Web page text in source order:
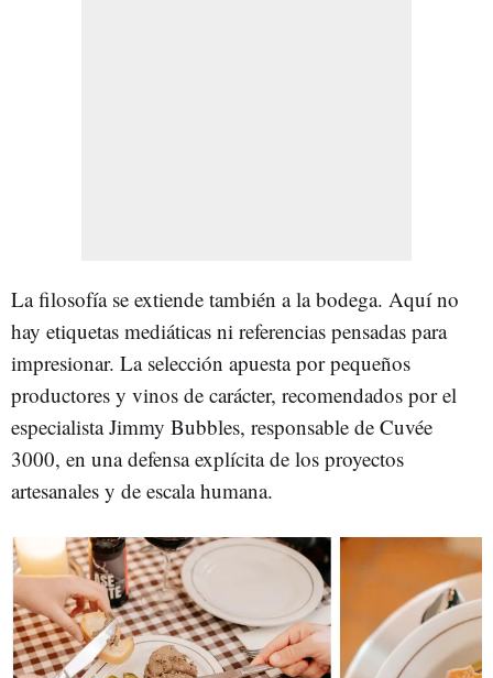
La filosofía se extiende también a la bodega. Aquí no
hay etiquetas mediáticas ni referencias pensadas para
impresionar. La selección apuesta por pequeños
productores y vinos de carácter, recomendados por el
especialista Jimmy Bubbles, responsable de Cuvée
3000, en una defensa explícita de los proyectos
artesanales y de escala humana.